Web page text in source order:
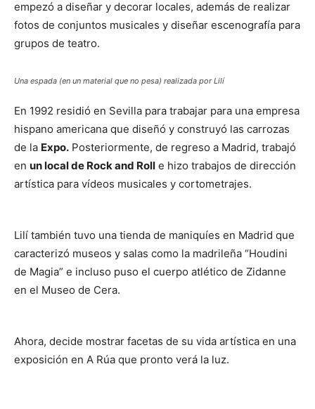
empezó a diseñar y decorar locales, además de realizar
fotos de conjuntos musicales y diseñar escenografía para
grupos de teatro.
Una espada (en un material que no pesa) realizada por Lilí
En 1992 residió en Sevilla para trabajar para una empresa
hispano americana que diseñó y construyó las carrozas
de la Expo. Posteriormente, de regreso a Madrid, trabajó
en un local de Rock and Roll e hizo trabajos de dirección
artística para vídeos musicales y cortometrajes.
Lilí también tuvo una tienda de maniquíes en Madrid que
caracterizó museos y salas como la madrileña “Houdini
de Magia” e incluso puso el cuerpo atlético de Zidanne
en el Museo de Cera.
Ahora, decide mostrar facetas de su vida artística en una
exposición en A Rúa que pronto verá la luz.